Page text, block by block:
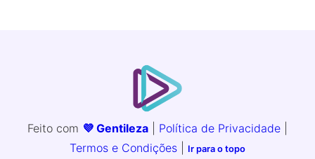
Feito com 💜 Gentileza Política de Privacidade
Termos e Condições
Ir para o topo